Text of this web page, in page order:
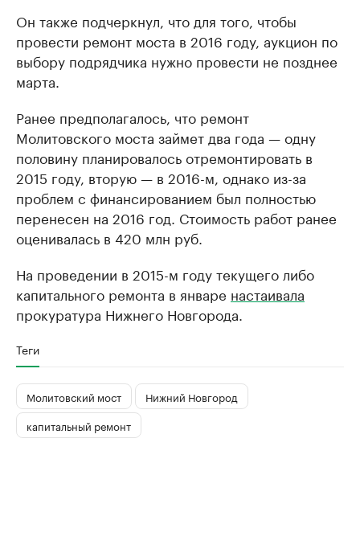
Он также подчеркнул, что для того, чтобы
провести ремонт моста в 2016 году, аукцион по
выбору подрядчика нужно провести не позднее
марта.
Ранее предполагалось, что ремонт
Молитовского моста займет два года — одну
половину планировалось отремонтировать в
2015 году, вторую — в 2016-м, однако из-за
проблем с финансированием был полностью
перенесен на 2016 год. Стоимость работ ранее
оценивалась в 420 млн руб.
На проведении в 2015-м году текущего либо
капитального ремонта в январе настаивала
прокуратура Нижнего Новгорода.
Теги
Молитовский мост
Нижний Новгород
капитальный ремонт